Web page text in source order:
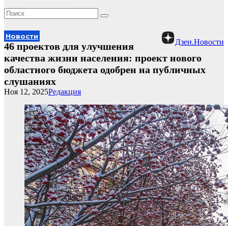
Дзен.Новости
Новости
46 проектов для улучшения
качества жизни населения: проект нового
областного бюджета одобрен на публичных
слушаниях
Редакция
Ноя 12, 2025